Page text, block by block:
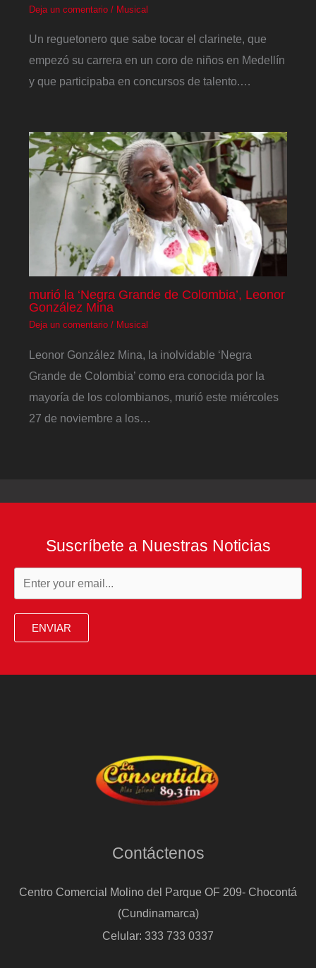
Deja un comentario / Musical
Un reguetonero que sabe tocar el clarinete, que
empezó su carrera en un coro de niños en Medellín
y que participaba en concursos de talento.…
murió la ‘Negra Grande de Colombia’, Leonor
González Mina
Deja un comentario / Musical
Leonor González Mina, la inolvidable ‘Negra
Grande de Colombia’ como era conocida por la
mayoría de los colombianos, murió este miércoles
27 de noviembre a los…
Suscríbete a Nuestras Noticias
ENVIAR
Contáctenos
Centro Comercial Molino del Parque OF 209- Chocontá
(Cundinamarca)
Celular: 333 733 0337